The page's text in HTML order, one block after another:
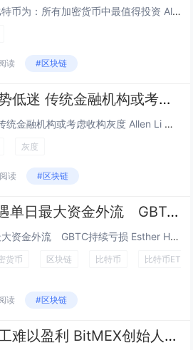
方舟投资CEO“女股神”称比特币为：所有加密货币中最值得投资 Allen Li 一月 25, 2024 11:47 GMT+8...
读 #区块链
分析师指比特币走势低迷 传统金融机构或考虑收构灰度
分析师指比特币走势低迷 传统金融机构或考虑收构灰度 Allen Li 一月 25, 2024 12:12 GMT+8...
灰度
读 #区块链
比特币现货ETF遭遇单日最大资金外流 GBTC持续亏损
比特币现货ETF遭遇单日最大资金外流 GBTC持续亏损 Esther Hui 一月 26, 2024 09:00 GMT+8...
货币 区块链 比特币
比特币ET
读 #区块链
报告显示比特币矿工难以盈利 BitMEX创始人预测比特币支撑位在35,000美元